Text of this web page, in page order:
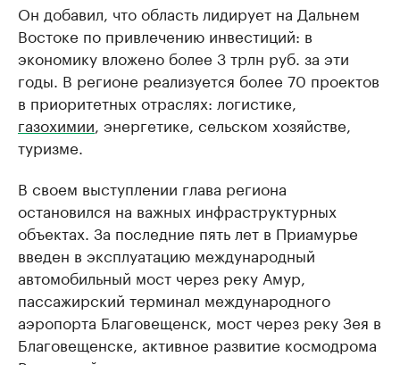
Он добавил, что область лидирует на Дальнем
Востоке по привлечению инвестиций: в
экономику вложено более 3 трлн руб. за эти
годы. В регионе реализуется более 70 проектов
в приоритетных отраслях: логистике,
газохимии , энергетике, сельском хозяйстве,
туризме.
В своем выступлении глава региона
остановился на важных инфраструктурных
объектах. За последние пять лет в Приамурье
введен в эксплуатацию международный
автомобильный мост через реку Амур,
пассажирский терминал международного
аэропорта Благовещенск, мост через реку Зея в
Благовещенске, активное развитие космодрома